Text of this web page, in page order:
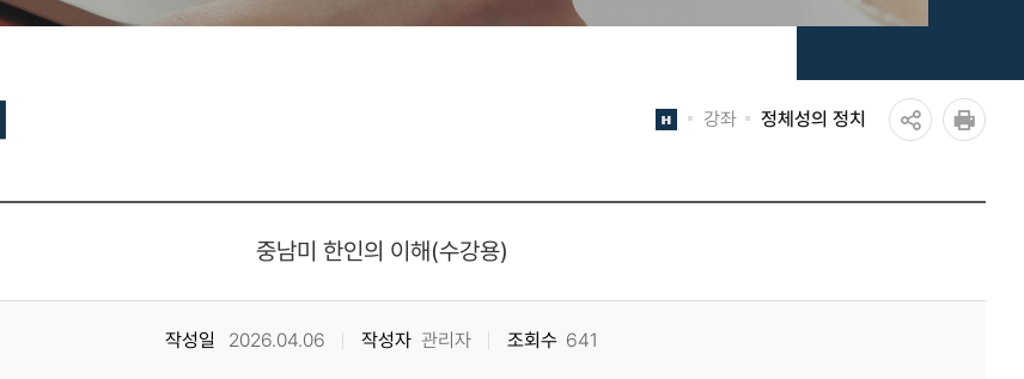
강좌 정체성의 정치
유
중남미 한인의 이해(수강용)
작성일 2026.04.06 작성자 관리자 조회수 641